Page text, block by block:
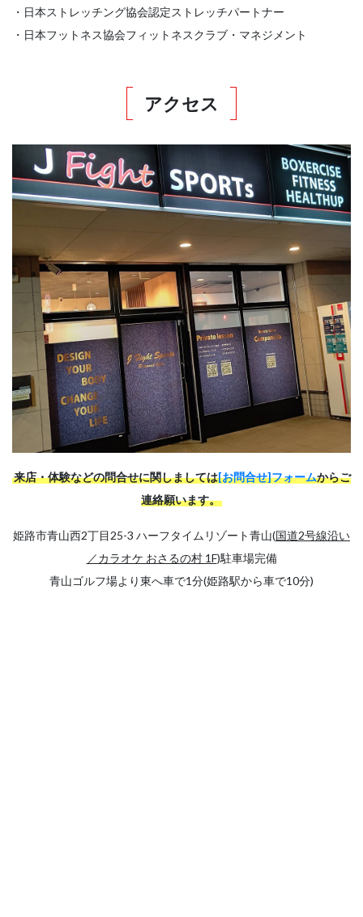
・日本ストレッチング協会認定ストレッチパートナー
・日本フットネス協会フィットネスクラブ・マネジメント
アクセス
来店・体験などの問合せに関しましては[お問合せ]フォームからご
連絡願います。
姫路市青山西2丁目25-3 ハーフタイムリゾート青山(国道2号線沿い
／カラオケ おさるの村 1F)駐車場完備
青山ゴルフ場より東へ車で1分(姫路駅から車で10分)